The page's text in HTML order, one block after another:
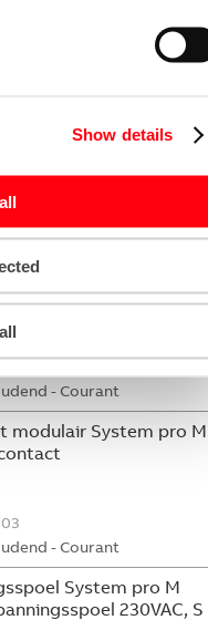
Show details
sensor 20A TRMS
- Courant
modulair System pro M
2M
- Courant
modulair System pro M
- Courant
System pro M
230VAC, S